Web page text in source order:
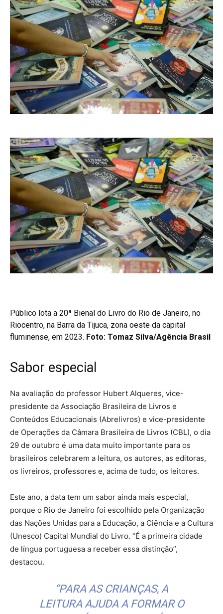
Público lota a 20ª Bienal do Livro do Rio de Janeiro, no
Riocentro, na Barra da Tijuca, zona oeste da capital
fluminense, em 2023. Foto: Tomaz Silva/Agência Brasil
Sabor especial
Na avaliação do professor Hubert Alqueres, vice-
presidente da Associação Brasileira de Livros e
Conteúdos Educacionais (Abrelivros) e vice-presidente
de Operações da Câmara Brasileira de Livros (CBL), o dia
29 de outubro é uma data muito importante para os
brasileiros celebrarem a leitura, os autores, as editoras,
os livreiros, professores e, acima de tudo, os leitores.
Este ano, a data tem um sabor ainda mais especial,
porque o Rio de Janeiro foi escolhido pela Organização
das Nações Unidas para a Educação, a Ciência e a Cultura
(Unesco) Capital Mundial do Livro. “É a primeira cidade
de língua portuguesa a receber essa distinção”,
destacou.
“PARA AS CRIANÇAS, A
LEITURA AJUDA A FORMAR O